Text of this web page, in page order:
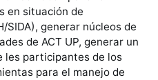
en situación de
SIDA), generar núcleos de
de ACT UP, generar un
les participantes de los
para el manejo de